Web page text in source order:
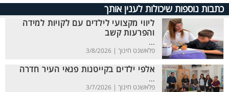
כתבות נוספות שיכולות לענין אותך
ליווי מקצועי לילדים עם לקויות למידה
והפרעות קשב
...
פלאשנט חינוך | 3/8/2026
אלפי ילדים בקייטנות פנאי העיר חדרה
...
פלאשנט חינוך | 3/7/2026